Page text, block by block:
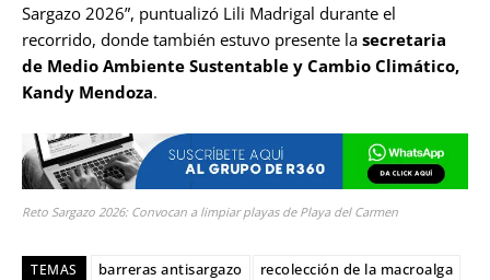
Sargazo 2026”, puntualizó Lili Madrigal durante el
recorrido, donde también estuvo presente la secretaria
de Medio Ambiente Sustentable y Cambio Climático,
Kandy Mendoza.
Reto Sargazo 2026: Convocan a limpiar playas de Playa del Carmen
TEMAS barreras antisargazo
recolección de la macroalga